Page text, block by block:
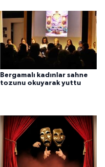
Bergamalı kadınlar sahne
tozunu okuyarak yuttu